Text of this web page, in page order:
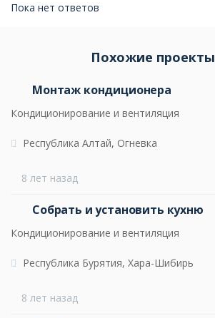
Пока нет ответов
Похожие проекты
Монтаж кондиционера
Кондиционирование и вентиляция
8 лет назад
Республика Алтай, Огневка
Собрать и установить кухню
Кондиционирование и вентиляция
8 лет назад
Республика Бурятия, Хара-Шибирь